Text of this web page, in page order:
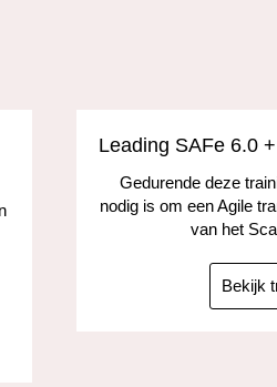
Leading SAFe 6.0
Gedurende deze
nodig is om een Agile
van het
Bekijk